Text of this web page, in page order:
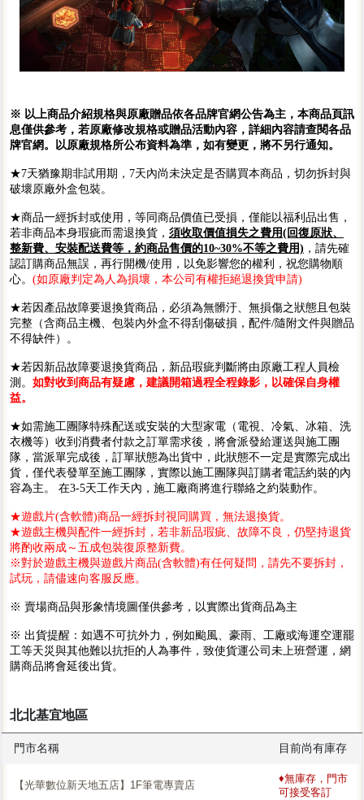
※ 以上商品介紹規格與原廠贈品依各品牌官網公告為主，本商品頁訊
息僅供參考，若原廠修改規格或贈品活動內容，詳細內容請查閱各品
牌官網。以原廠規格所公布資料為準，如有變更，將不另行通知。
★7天猶豫期非試用期，7天內尚未決定是否購買本商品，切勿拆封與
破壞原廠外盒包裝。
★商品一經拆封或使用，等同商品價值已受損，僅能以福利品出售，
若非商品本身瑕疵而需退換貨， 須收取價值損失之費用(回復原狀、
整新費、安裝配送費等，約商品售價的10~30%不等之費用) ，請先確
認訂購商品無誤，再行開機/使用，以免影響您的權利，祝您購物順
心。 (如原廠判定為人為損壞，本公司有權拒絕退換貨申請)
★若因產品故障要退換貨商品，必須為無髒汙、無損傷之狀態且包裝
完整（含商品主機、包裝內外盒不得刮傷破損，配件/隨附文件與贈品
不得缺件）。
★若因新品故障要退換貨商品，新品瑕疵判斷將由原廠工程人員檢
測。 如對收到商品有疑慮，建議開箱過程全程錄影，以確保自身權
益。
★如需施工團隊特殊配送或安裝的大型家電（電視、冷氣、冰箱、洗
衣機等）收到消費者付款之訂單需求後，將會派發給運送與施工團
隊，當派單完成後，訂單狀態為出貨中，此狀態不一定是實際完成出
貨，僅代表發單至施工團隊，實際以施工團隊與訂購者電話約裝的內
容為主。 在3-5天工作天內，施工廠商將進行聯絡之約裝動作。
★遊戲片(含軟體)商品一經拆封視同購買，無法退換貨。
★遊戲主機與配件一經拆封，若非新品瑕疵、故障不良，仍堅持退貨
將酌收兩成～五成包裝復原整新費。
※對於遊戲主機與遊戲片商品(含軟體)有任何疑問，請先不要拆封，
試玩，請儘速向客服反應。
※ 賣場商品與形象情境圖僅供參考，以實際出貨商品為主
※ 出貨提醒：如遇不可抗外力，例如颱風、豪雨、工廠或海運空運罷
工等天災與其他難以抗拒的人為事件，致使貨運公司未上班營運，網
購商品將會延後出貨。
北北基宜地區
門市名稱 目前尚有庫存
【光華數位新天地五店】1F筆電專賣店
♦無庫存，門市
可接受客訂